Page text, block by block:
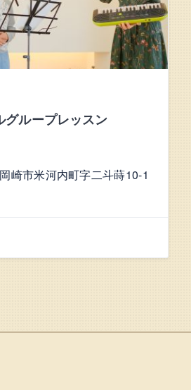
グループレッスン
崎市米河内町字二斗蒔10-1